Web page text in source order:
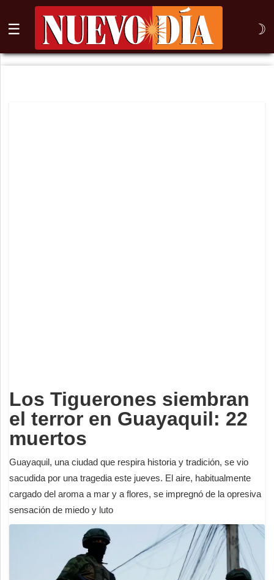
☰ ☽
⌕
Los Tiguerones siembran
el terror en Guayaquil: 22
muertos
Guayaquil, una ciudad que respira historia y tradición, se vio
sacudida por una tragedia este jueves. El aire, habitualmente
cargado del aroma a mar y a flores, se impregnó de la opresiva
sensación de miedo y luto